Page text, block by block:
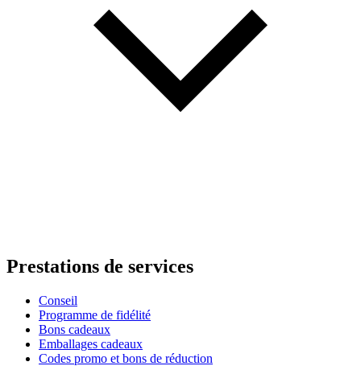
Prestations de services
Conseil
Programme de fidélité
Bons cadeaux
Emballages cadeaux
Codes promo et bons de réduction